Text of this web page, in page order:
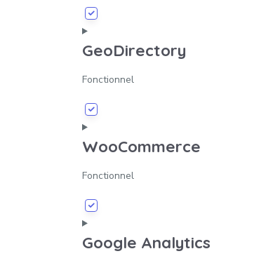
GeoDirectory
Fonctionnel
WooCommerce
Fonctionnel
Google Analytics